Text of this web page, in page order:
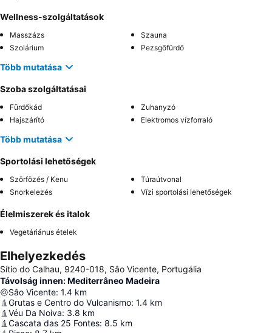
Wellness-szolgáltatások
Masszázs
Szauna
Szolárium
Pezsgőfürdő
Több mutatása
Szoba szolgáltatásai
Fürdőkád
Zuhanyzó
Hajszárító
Elektromos vízforraló
Több mutatása
Sportolási lehetőségek
Szörfözés / Kenu
Túraútvonal
Snorkelezés
Vízi sportolási lehetőségek
Élelmiszerek és italok
Vegetáriánus ételek
Elhelyezkedés
Sítio do Calhau, 9240-018, Sâo Vicente, Portugália
Távolság innen: Mediterrâneo Madeira
Sâo Vicente: 1.4 km
Grutas e Centro do Vulcanismo: 1.4 km
Véu Da Noiva: 3.8 km
Cascata das 25 Fontes: 8.5 km